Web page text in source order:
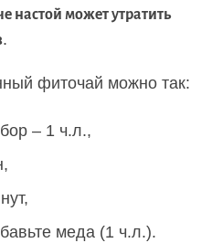
настой может утратить
.
фиточай можно так:
– 1 ч.л.,
меда (1 ч.л.).